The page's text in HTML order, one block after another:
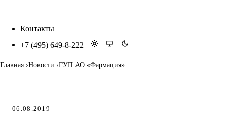
Контакты
+7 (495) 649-8-222
Главная Новости ГУП АО «Фармация»
06.08.2019